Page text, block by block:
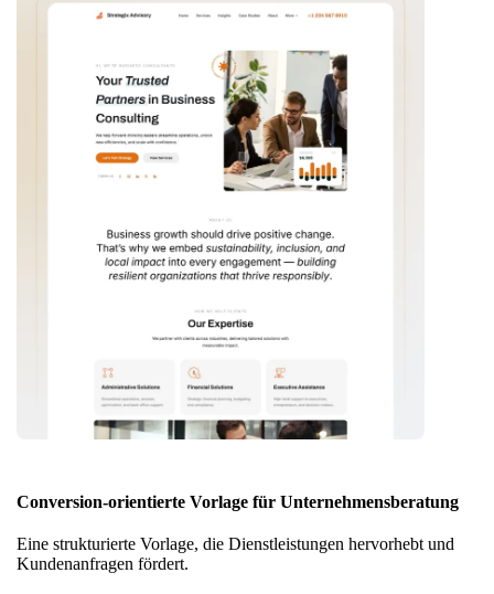
Conversion-orientierte Vorlage für Unternehmensberatung
Eine strukturierte Vorlage, die Dienstleistungen hervorhebt und
Kundenanfragen fördert.